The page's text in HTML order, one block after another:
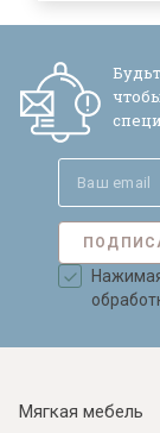
Мягкая мебель